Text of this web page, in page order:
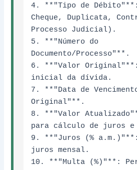
4. **"Tipo de
Cheque, Duplicata,
Processo Judicial).
5. **"Número do
Documento/Processo"**.
6. **"Valor
inicial da dívida.
7. **"Data de
Original"**.
8. **"Valor
para cálculo de juros e
9. **"Juros (% a.m.)"**:
juros mensal.
10. **"Multa (%)"**: